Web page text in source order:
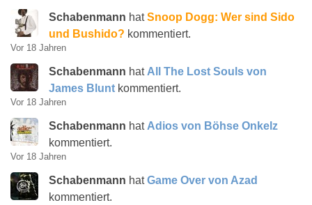
Schabenmann hatSnoop Dogg: Wer sind Sido
und Bushido? kommentiert.
Vor 18 Jahren
Schabenmann hat All The Lost Souls von
James Blunt kommentiert.
Vor 18 Jahren
Schabenmann hat Adios von Böhse Onkelz
kommentiert.
Vor 18 Jahren
Schabenmann hatGame Over von Azad
kommentiert.